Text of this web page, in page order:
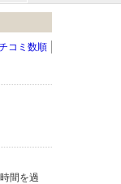
コミ数順
間を過